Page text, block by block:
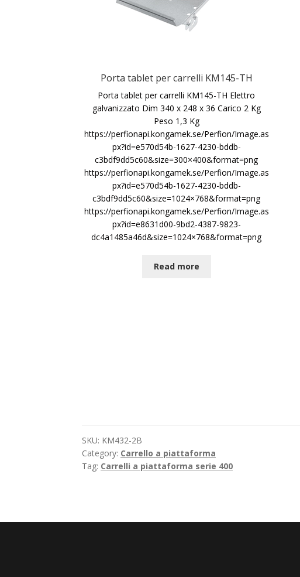
Porta tablet per carrelli KM145-TH
Porta tablet per carrelli KM145-TH Elettro
galvanizzato Dim 340 x 248 x 36 Carico 2 Kg
Peso 1,3 Kg
https://perfionapi.kongamek.se/Perfion/Image.as
px?id=e570d54b-1627-4230-bddb-
c3bdf9dd5c60&size=300×400&format=png
https://perfionapi.kongamek.se/Perfion/Image.as
px?id=e570d54b-1627-4230-bddb-
c3bdf9dd5c60&size=1024×768&format=png
https://perfionapi.kongamek.se/Perfion/Image.as
px?id=e8631d00-9bd2-4387-9823-
dc4a1485a46d&size=1024×768&format=png
Read more
SKU: KM432-2B
Category: Carrello a piattaforma
Tag: Carrelli a piattaforma serie 400